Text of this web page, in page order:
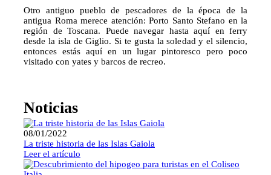
Otro antiguo pueblo de pescadores de la época de la
antigua Roma merece atención: Porto Santo Stefano en la
región de Toscana. Puede navegar hasta aquí en ferry
desde la isla de Giglio. Si te gusta la soledad y el silencio,
entonces estás aquí en un lugar pintoresco pero poco
visitado con yates y barcos de recreo.
Noticias
08/01/2022
La triste historia de las Islas Gaiola
Leer el artículo